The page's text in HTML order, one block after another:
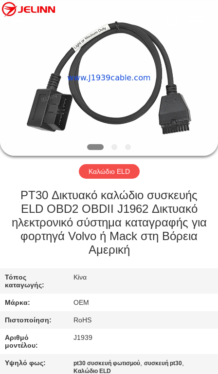
ΠΡΟΪΌΝΤΑ
ΠΕΡΊΠΟΥ
ΕΜΕΊΣ
ΓΎΡΟΣ
ΕΡΓΟΣΤΑΣΊΩΝ
ΠΟΙΟΤΙΚΌΣ
ΈΛΕΓΧΟΣ
ΣΕ
ΕΠΑΦΉ
ΜΕ
ΖΗΤΉΣΤΕ
ΈΝΑ
Ltd..
All
Rights
Καλώδιο ELD
PT30 Δικτυακό καλώδιο συσκευής
ELD OBD2 OBDII J1962 Δικτυακό
ηλεκτρονικό σύστημα καταγραφής για
φορτηγά Volvo ή Mack στη Βόρεια
Αμερική
Τόπος
καταγωγής:
Κίνα
Μάρκα: OEM
Πιστοποίηση: RoHS
Αριθμό
μοντέλου:
J1939
Υψηλό φως: pt30 συσκευή φωτισμού,συσκευή pt30,
Καλώδιο ELD